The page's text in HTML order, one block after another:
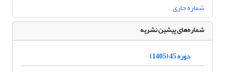
شماره جاری
شماره‌های پیشین نشریه
دوره 45 (1405)